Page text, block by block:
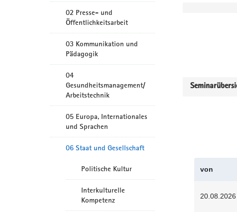
02 Presse- und
Öffentlichkeitsarbeit
03 Kommunikation und
Pädagogik
04
Gesundheitsmanagement/
Arbeitstechnik
05 Europa, Internationales
und Sprachen
06 Staat und Gesellschaft
Politische Kultur
Interkulturelle
Kompetenz
von
20.08.2026